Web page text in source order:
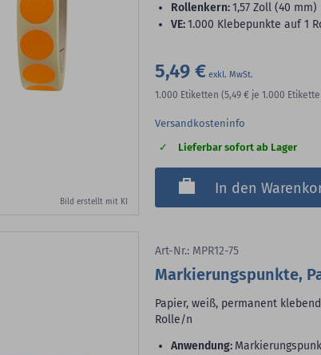
Bild erstellt mit KI
Rollenkern:1,57 Zoll (40 mm)
VE:1.000 Klebepunkte auf 1
5,49 €
1.000 Etiketten (5,49 € je 1.000
Versandkosteninfo
Lieferbar sofort ab Lager
In den
Art-Nr.: MPR12-75
Markierungspunkte,
Papier, weiß, permanent
Rolle/n
Anwendung: